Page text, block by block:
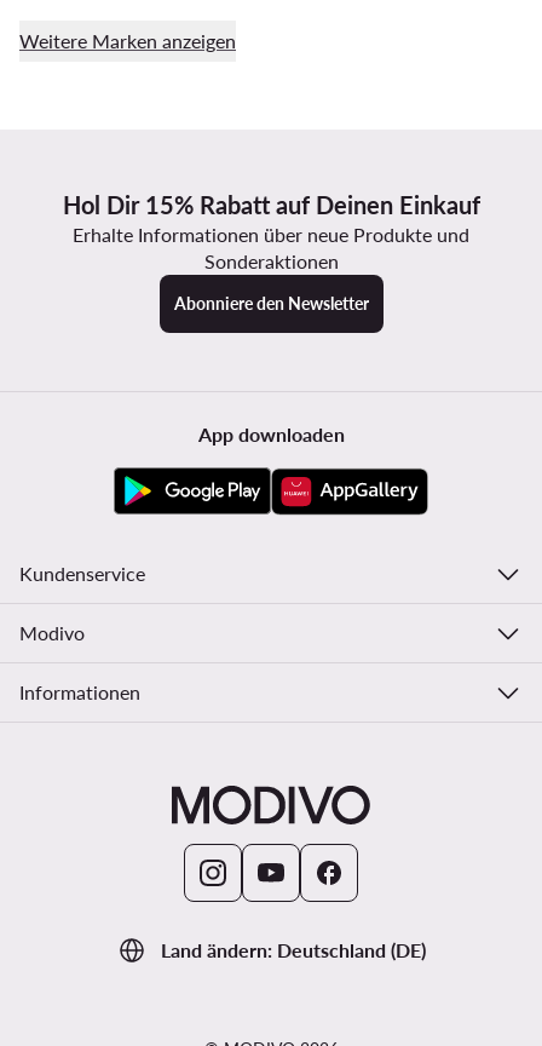
Weitere Marken anzeigen
Hol Dir 15% Rabatt auf Deinen Einkauf
Erhalte Informationen über neue Produkte und
Sonderaktionen
Abonniere den Newsletter
Land ändern: Deutschland (DE)
App downloaden
Kundenservice
Modivo
Informationen